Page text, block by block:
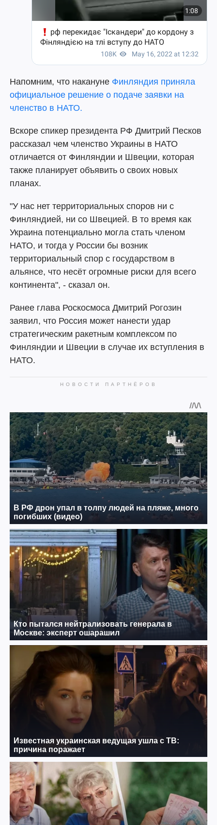
Напомним, что накануне Финляндия приняла
официальное решение о подаче заявки на
членство в НАТО.
Вскоре спикер президента РФ Дмитрий Песков
рассказал чем членство Украины в НАТО
отличается от Финляндии и Швеции, которая
также планирует объявить о своих новых
планах.
"У нас нет территориальных споров ни с
Финляндией, ни со Швецией. В то время как
Украина потенциально могла стать членом
НАТО, и тогда у России бы возник
территориальный спор с государством в
альянсе, что несёт огромные риски для всего
континента", - сказал он.
Ранее глава Роскосмоса Дмитрий Рогозин
заявил, что Россия может нанести удар
стратегическим ракетным комплексом по
Финляндии и Швеции в случае их вступления в
НАТО.